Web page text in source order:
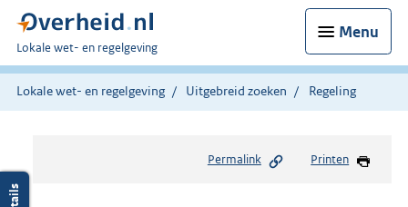
Menu
U
bent
hier:
Lokale wet- en regelgeving
Lokale wet- en regelgeving Uitgebreid zoeken Regeling
Permalink Printen